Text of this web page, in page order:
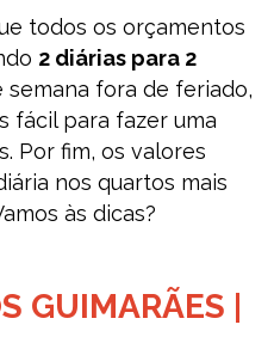
todos os orçamentos
2 diárias para 2
fora de feriado,
fácil para fazer uma
Por fim, os valores
nos quartos mais
às dicas?
GUIMARÃES |